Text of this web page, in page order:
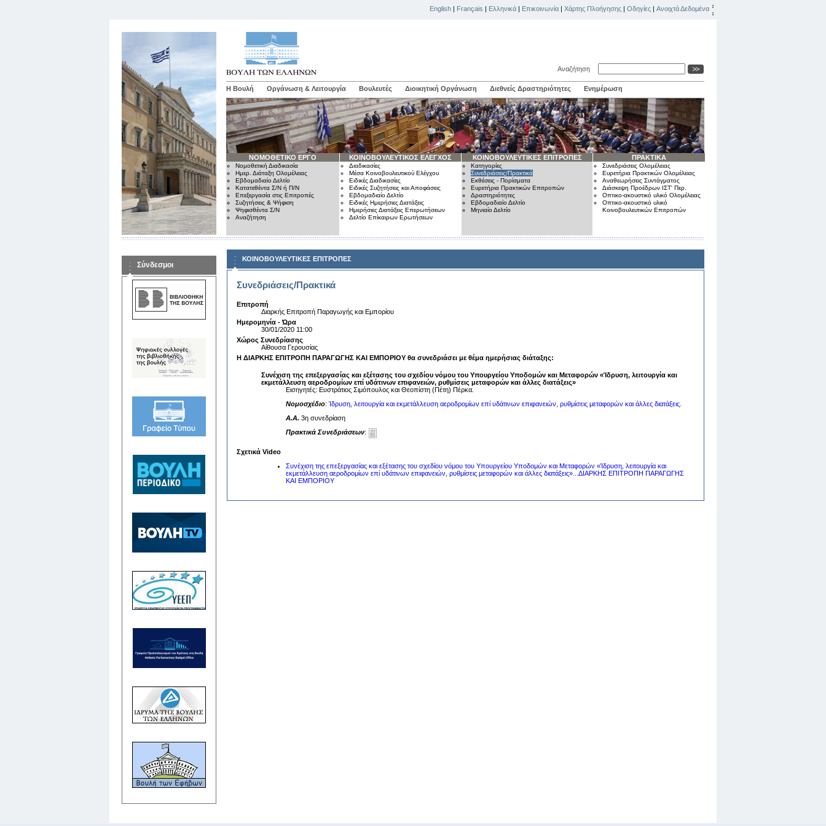
English | Français | Ελληνικά | Επικοινωνία | Χάρτης Πλοήγησης | Οδηγίες | Ανοιχτά Δεδομένα
Αναζήτηση
Η Βουλή Οργάνωση & Λειτουργία Βουλευτές Διοικητική Οργάνωση Διεθνείς Δραστηριότητες Ενημέρωση
ΝΟΜΟΘΕΤΙΚΟ ΕΡΓΟ
Νομοθετική Διαδικασία
Ημερ. Διάταξη Ολομέλειας
Εβδομαδιαίο Δελτίο
Κατατεθέντα Σ/Ν ή Π/Ν
Επεξεργασία στις Επιτροπές
Συζητήσεις & Ψήφιση
Ψηφισθέντα Σ/Ν
Αναζήτηση
ΚΟΙΝΟΒΟΥΛΕΥΤΙΚΟΣ ΕΛΕΓΧΟΣ
Διαδικασίες
Μέσα Κοινοβουλευτικού Ελέγχου
Ειδικές Διαδικασίες
Ειδικές Συζητήσεις και Αποφάσεις
Εβδομαδιαίο Δελτίο
Ειδικές Ημερήσιες Διατάξεις
Ημερήσιες Διατάξεις Επερωτήσεων
Δελτίο Επίκαιρων Ερωτήσεων
ΚΟΙΝΟΒΟΥΛΕΥΤΙΚΕΣ ΕΠΙΤΡΟΠΕΣ
Κατηγορίες
Συνεδριάσεις/Πρακτικά
Εκθέσεις - Πορίσματα
Ευρετήρια Πρακτικών Επιτροπών
Δραστηριότητες
Εβδομαδιαίο Δελτίο
Μηνιαίο Δελτίο
ΠΡΑΚΤΙΚΑ
Συνεδριάσεις Ολομέλειας
Ευρετήρια Πρακτικών Ολομέλειας
Αναθεωρήσεις Συντάγματος
Διάσκεψη Προέδρων ΙΣΤ' Περ.
Οπτικο-ακουστικό υλικό Ολομέλειας
Οπτικο-ακουστικό υλικό
Κοινοβουλευτικών Επιτροπών
Σύνδεσμοι
ΚΟΙΝΟΒΟΥΛΕΥΤΙΚΕΣ ΕΠΙΤΡΟΠΕΣ
Συνεδριάσεις/Πρακτικά
Επιτροπή
Διαρκής Επιτροπή Παραγωγής και Εμπορίου
Ημερομηνία - Ώρα
30/01/2020 11:00
Χώρος Συνεδρίασης
Αίθουσα Γερουσίας
Η ΔΙΑΡΚΗΣ ΕΠΙΤΡΟΠΗ ΠΑΡΑΓΩΓΗΣ ΚΑΙ ΕΜΠΟΡΙΟΥ θα συνεδριάσει με θέμα ημερήσιας διάταξης:
Συνέχιση της επεξεργασίας και εξέτασης του σχεδίου νόμου του Υπουργείου Υποδομών και Μεταφορών «Ίδρυση, λειτουργία και
εκμετάλλευση αεροδρομίων επί υδάτινων επιφανειών, ρυθμίσεις μεταφορών και άλλες διατάξεις»
Εισηγητές: Ευστράτιος Σιμόπουλος και Θεοπίστη (Πέτη) Πέρκα.
Νομοσχέδιο: Ίδρυση, λειτουργία και εκμετάλλευση αεροδρομίων επί υδάτινων επιφανειών, ρυθμίσεις μεταφορών και άλλες διατάξεις.
A.A. 3η συνεδρίαση
Πρακτικά Συνεδριάσεων:
Σχετικά Video
Συνέχιση της επεξεργασίας και εξέτασης του σχεδίου νόμου του Υπουργείου Υποδομών και Μεταφορών «Ίδρυση, λειτουργία και
εκμετάλλευση αεροδρομίων επί υδάτινων επιφανειών, ρυθμίσεις μεταφορών και άλλες διατάξεις»...ΔΙΑΡΚΗΣ ΕΠΙΤΡΟΠΗ ΠΑΡΑΓΩΓΗΣ
ΚΑΙ ΕΜΠΟΡΙΟΥ